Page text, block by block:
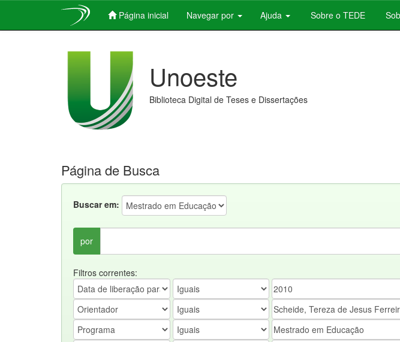
Página inicial Navegar por Ajuda Sobre o TEDE
Unoeste
Biblioteca Digital de Teses e Dissertações
Página de Busca
Buscar em:
por
Filtros correntes: